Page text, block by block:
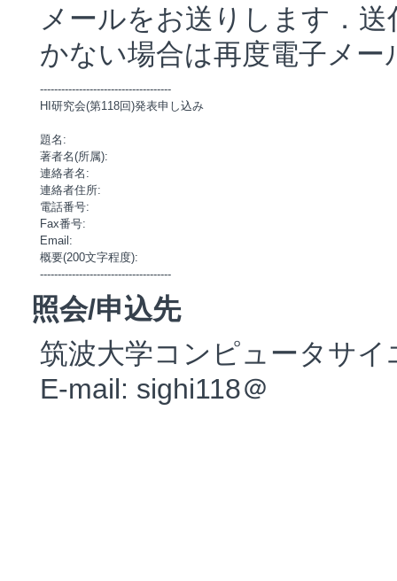
メールをお送りします．
かない場合は再度電子メ
-------------------------------------
HI研究会(第118回)発表申し込み
題名:
著者名(所属):
連絡者名:
連絡者住所:
電話番号:
Fax番号:
Email:
概要(200文字程度):
照会/申込先
筑波大学コンピュータサ
E-mail: sighi118＠